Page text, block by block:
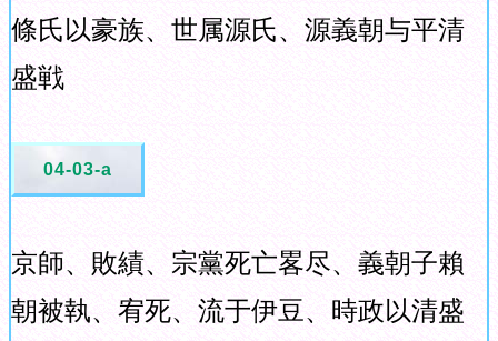
條氏以豪族、世属源氏、源義朝与平清
盛戦
04-03-a
京師、敗績、宗黨死亡畧尽、義朝子賴
朝被執、宥死、流于伊豆、時政以清盛